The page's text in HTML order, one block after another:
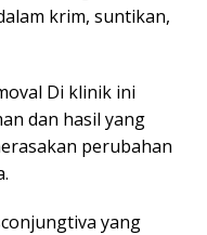
krim, suntikan,
Di klinik ini
dan hasil yang
perubahan
yang